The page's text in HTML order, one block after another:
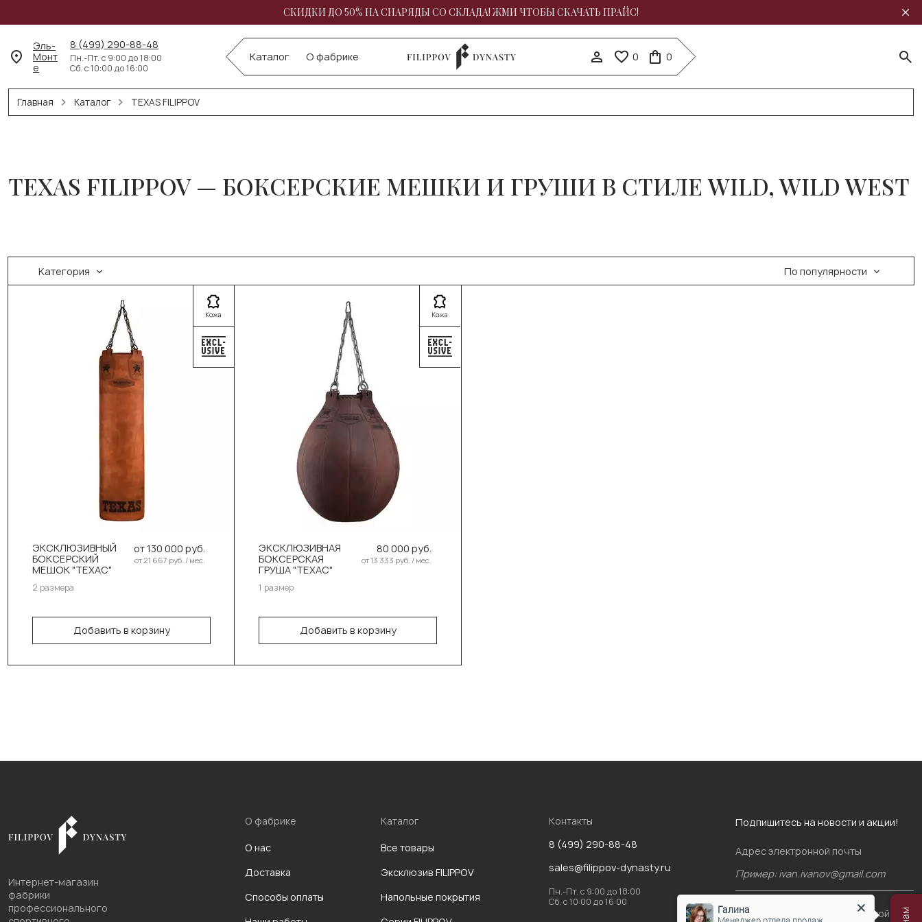
СКИДКИ ДО 50% НА СНАРЯДЫ СО СКЛАДА! ЖМИ ЧТОБЫ СКАЧАТЬ ПРАЙС!
Эль-
Монт
е
8 (499) 290-88-48
Пн.-Пт. с 9:00 до 18:00
Сб. с 10:00 до 16:00
Каталог О фабрике 0 0
Главная Каталог TEXAS FILIPPOV
TEXAS FILIPPOV — БОКСЕРСКИЕ МЕШКИ И ГРУШИ В СТИЛЕ WILD, WILD WEST
Категория По популярности
ЭКСКЛЮЗИВНЫЙ
БОКСЕРСКИЙ
МЕШОК "ТЕХАС"
от 130 000 руб.
от 21 667 руб. / мес.
2 размера
Добавить в корзину
Выберите размер:
130см/40см/58-60кг
150см/40см/63-65кг
В корзину
ЭКСКЛЮЗИВНАЯ
БОКСЕРСКАЯ
ГРУША "ТЕХАС"
80 000 руб.
от 13 333 руб. / мес.
1 размер
Добавить в корзину
Выберите размер:
В корзину
Интернет-магазин
фабрики
профессионального
О фабрике
О нас
Доставка
Способы оплаты
Каталог
Все товары
Эксклюзив FILIPPOV
Напольные покрытия
Контакты
8 (499) 290-88-48
sales@filippov-dynasty.ru
Пн.-Пт. с 9:00 до 18:00
Сб. с 10:00 до 16:00
Подпишитесь на новости и акции!
Адрес электронной почты
с политикой
Галина